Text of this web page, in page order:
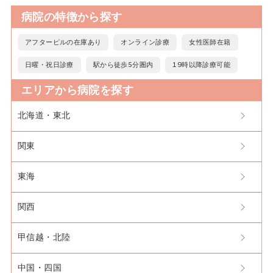
病院の特徴から探す
アフターピルの在庫あり オンライン診療 女性医師在籍
日曜・祝日診療 駅から徒歩5分圏内 19時以降診療可能
エリアから病院を探す
北海道・東北
関東
東海
関西
甲信越・北陸
中国・四国